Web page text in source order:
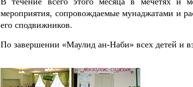
мероприятия, сопровождаемые мунаджатами и
его сподвижников.
По завершении «Маулид ан-Наби» всех детей и